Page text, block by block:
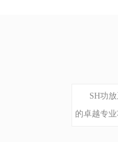
SH功
的卓越专业